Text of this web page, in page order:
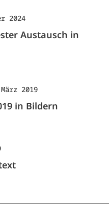
2024
Austausch in
2019
in Bildern